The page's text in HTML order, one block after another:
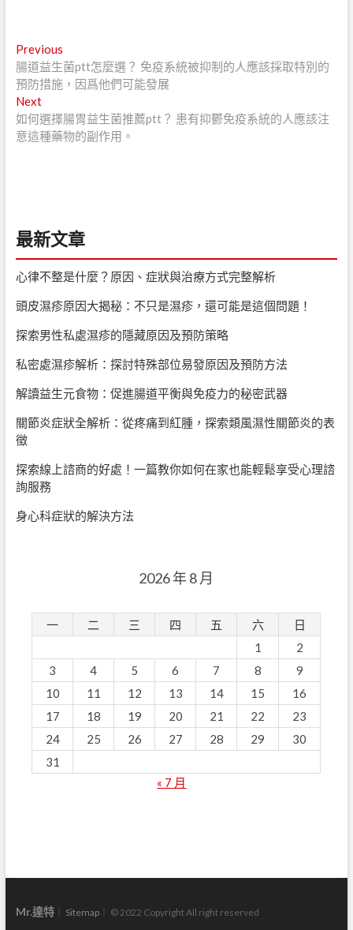
文
章
導
覽
PreviousPrevious
post:
腸道益生菌ptt怎麼選？ 免疫系統被抑制的人應該採取特別的
預防措施，因爲他們可能發展
NextNext
post:
如何選擇腸胃益生菌推薦ptt？ 患有抑鬱免疫系統的人應該注
意這種藥物的副作用。
最新文章
心律不整是什麼？原因、症狀與治療方式完整解析
頭皮濕疹原因大揭秘：不只是濕疹，還可能是這個問題！
探索男性私處濕疹的隱藏原因及預防策略
私密處濕疹解析：探討特殊部位易發原因及預防方法
解讀益生元食物：促進腸道平衡與免疫力的秘密武器
關節炎症狀全解析：從疼痛到紅腫，探索類風濕性關節炎的表
徵
探索線上諮商的好處！一篇教你如何在家也能輕鬆享受心理諮
詢服務
身心科症狀的解決方法
2026 年 8 月
一 二 三 四 五 六
日
1
2
3
4 5 6 7 8
9
10
11 12 13 14 15
16
17
18 19 20 21 22
23
24
25 26 27 28 29
30
31
« 7 月
Mr.達特｜ Sitemap｜ © 2022 Copyright All right reserved